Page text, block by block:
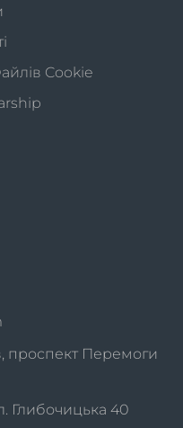
Cookie
проспект Перемоги
Глибочицька 40